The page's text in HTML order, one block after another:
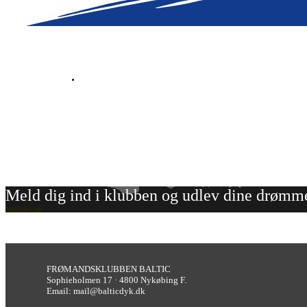
Meld dig ind i klubben og udlev dine
Meld dig ind
FRØMANDSKLUBBEN BALTIC
Sophieholmen 17 · 4800 Nykøbing F.
Email: mail@balticdyk.dk